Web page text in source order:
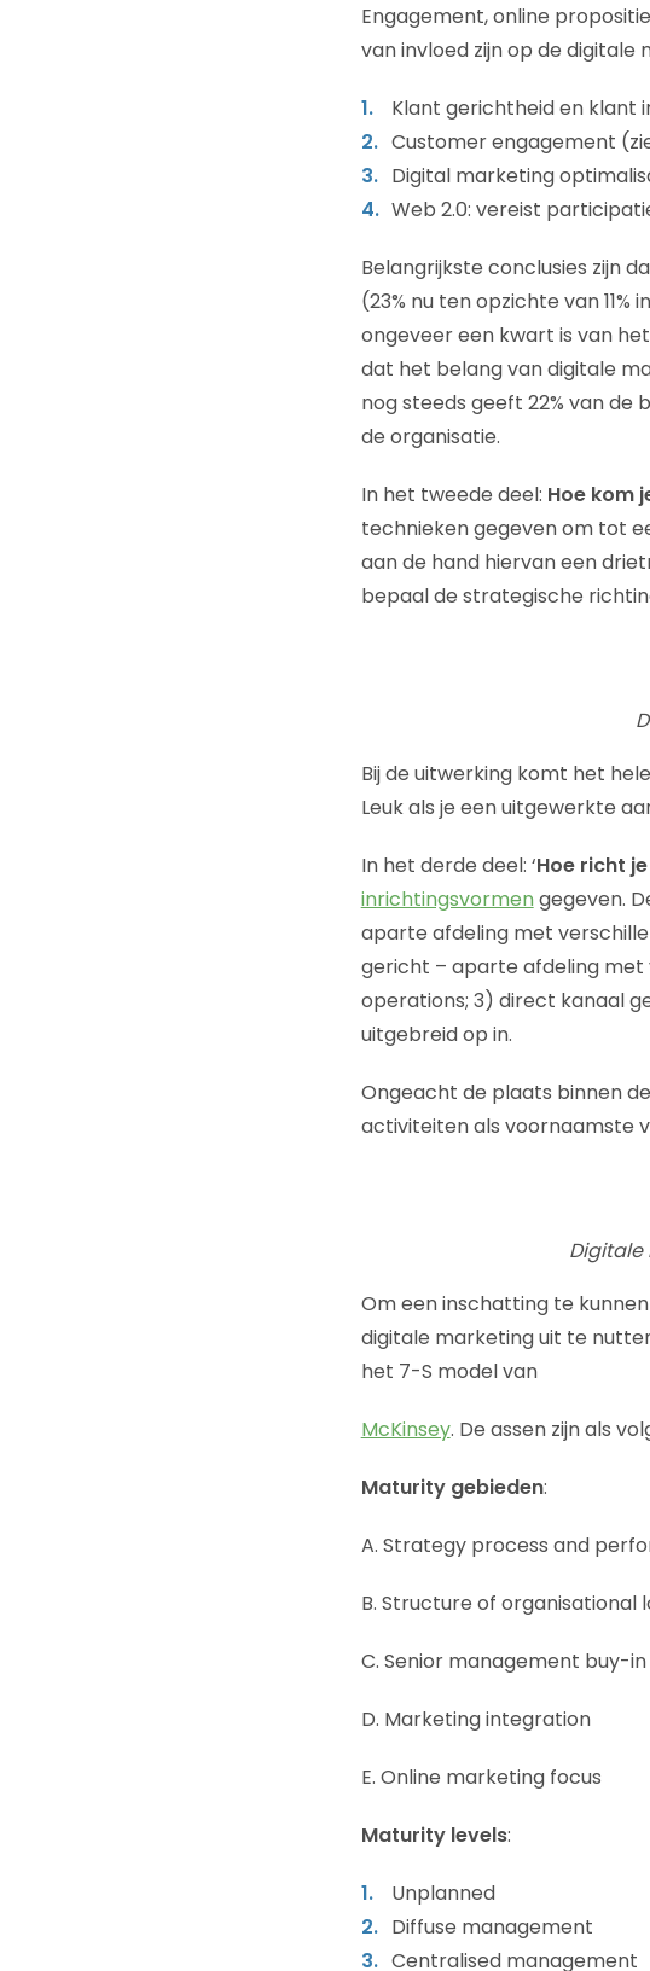
Engagement, online
van invloed zijn op de digitale
Klant gerichtheid en klant
Customer engagement
Digital marketing
Web 2.0: vereist
Belangrijkste conclusies zijn
(23% nu ten opzichte van
ongeveer een kwart is van
dat het belang van digitale
nog steeds geeft 22% van
de organisatie.
In het tweede deel: Hoe kom
technieken gegeven om tot
aan de hand hiervan een
bepaal de strategische
Bij de uitwerking komt het
Leuk als je een uitgewerkte
In het derde deel: ‘Hoe richt
inrichtingsvormen gegeven.
aparte afdeling met
gericht – aparte afdeling met
operations; 3) direct kanaal
uitgebreid op in.
Ongeacht de plaats binnen
activiteiten als voornaamste
Digitale
Om een inschatting te
digitale marketing uit te
het 7-S model van
McKinsey. De assen zijn als
Maturity gebieden:
A. Strategy process and
B. Structure of
C. Senior management buy-in
D. Marketing integration
E. Online marketing focus
Maturity levels:
Unplanned
Diffuse management
Centralised management